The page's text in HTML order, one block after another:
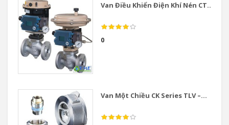
Van Điều Khiển Điện Khí Nén CT...
0
Van Một Chiều CK Series TLV –...